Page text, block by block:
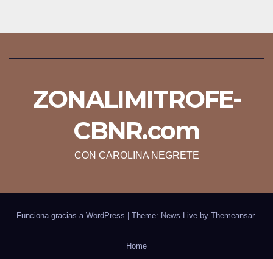
ZONALIMITROFE-
CBNR.com
CON CAROLINA NEGRETE
Funciona gracias a WordPress Theme: News Live by Themeansar.
Home